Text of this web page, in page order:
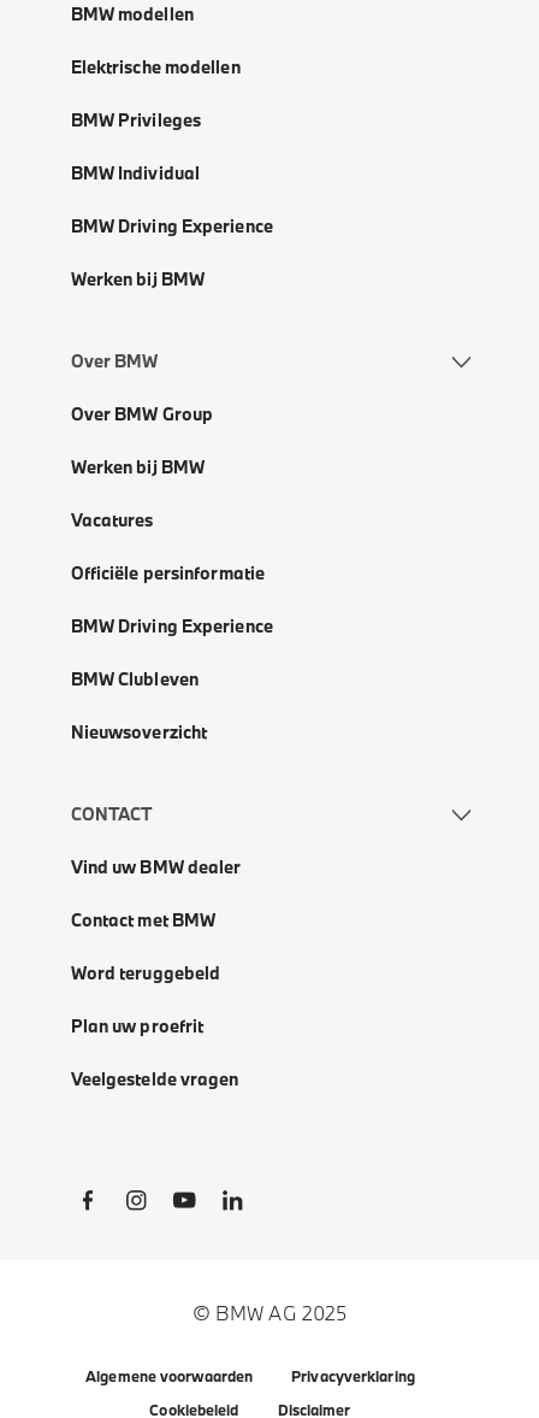
BMW modellen
Elektrische modellen
BMW Privileges
BMW Individual
BMW Driving Experience
Werken bij BMW
Over BMW
Over BMW Group
Werken bij BMW
Vacatures
Officiële persinformatie
BMW Driving Experience
BMW Clubleven
Nieuwsoverzicht
CONTACT
Vind uw BMW dealer
Contact met BMW
Word teruggebeld
Plan uw proefrit
Veelgestelde vragen
Social Links
© BMW AG 2025
Algemene voorwaarden
Privacyverklaring
Cookiebeleid
Disclaimer